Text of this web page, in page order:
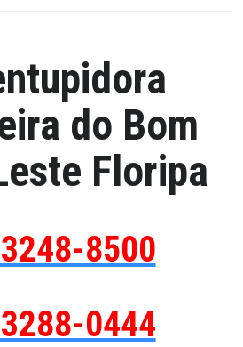
do Bom
Floripa
8500
0444